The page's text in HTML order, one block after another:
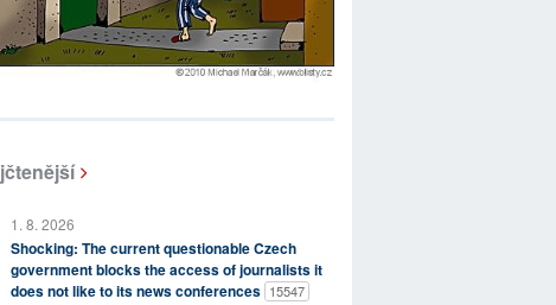
1. 8. 2026
Shocking: The current questionable Czech
government blocks the access of journalists it
does not like to its news conferences 15547